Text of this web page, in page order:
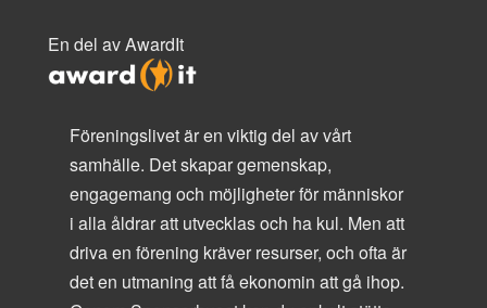
En del av AwardIt
Föreningslivet är en viktig del av vårt
samhälle. Det skapar gemenskap,
engagemang och möjligheter för människor
i alla åldrar att utvecklas och ha kul. Men att
driva en förening kräver resurser, och ofta är
det en utmaning att få ekonomin att gå ihop.